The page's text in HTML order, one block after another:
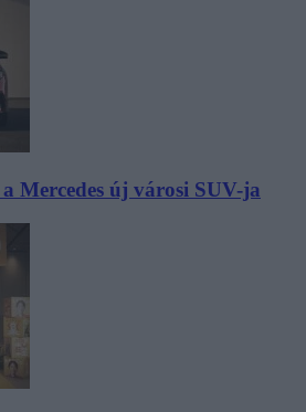
Mercedes új városi SUV-ja